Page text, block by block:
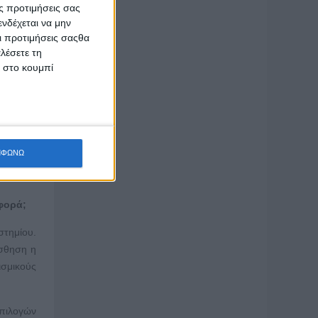
προτιμήσεις σας
να μην
προτιμήσεις σαςθα
τη
στο κουμπί
να
όσο
η